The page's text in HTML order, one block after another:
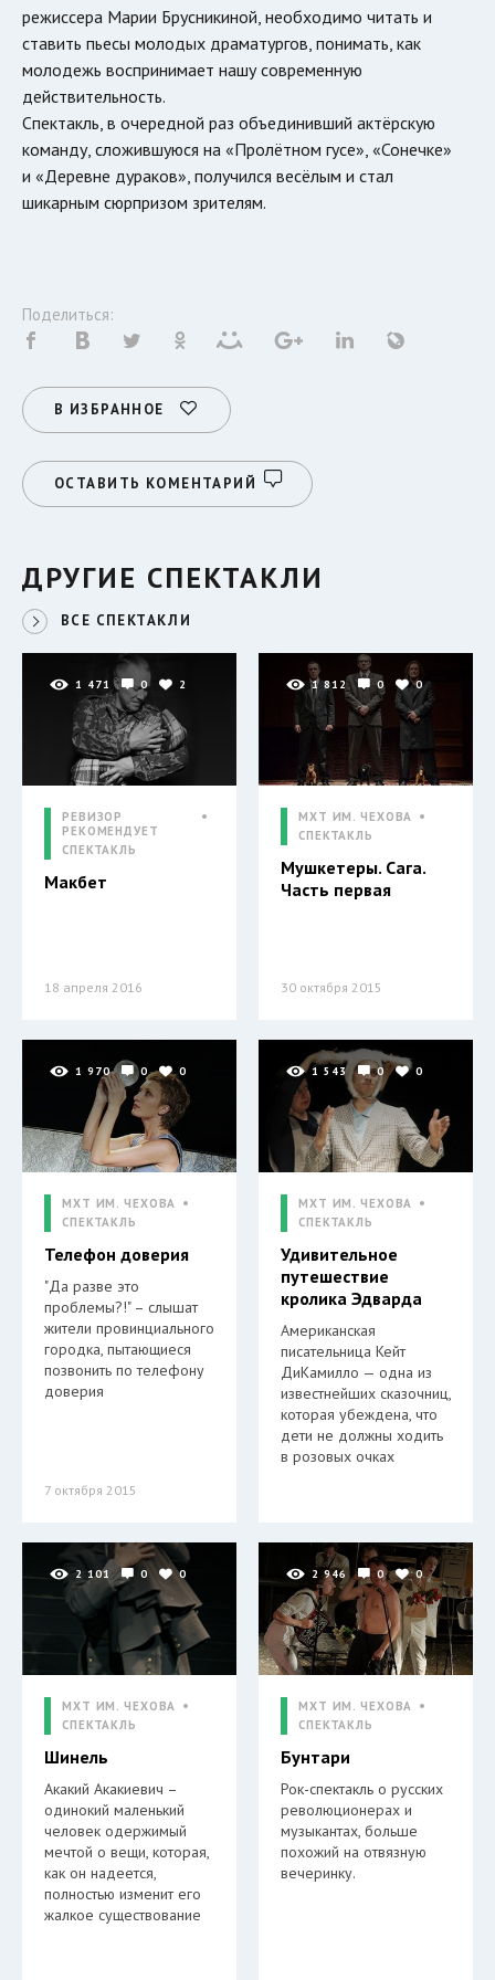
режиссера Марии Брусникиной, необходимо читать и
ставить пьесы молодых драматургов, понимать, как
молодежь воспринимает нашу современную
действительность.
Спектакль, в очередной раз объединивший актёрскую
команду, сложившуюся на «Пролётном гусе», «Сонечке»
и «Деревне дураков», получился весёлым и стал
шикарным сюрпризом зрителям.
Поделиться:
В ИЗБРАННОЕ
ОСТАВИТЬ КОМЕНТАРИЙ
ДРУГИЕ СПЕКТАКЛИ
ВСЕ СПЕКТАКЛИ
1 471 0 2
РЕВИЗОР
РЕКОМЕНДУЕТ
СПЕКТАКЛЬ
Макбет
18 апреля 2016
1 812 0 0
МХТ ИМ. ЧЕХОВА
СПЕКТАКЛЬ
Мушкетеры. Сага.
Часть первая
30 октября 2015
1 970 0 0
МХТ ИМ. ЧЕХОВА
СПЕКТАКЛЬ
Телефон доверия
"Да разве это
проблемы?!" – слышат
жители провинциального
городка, пытающиеся
позвонить по телефону
доверия
7 октября 2015
1 543 0 0
МХТ ИМ. ЧЕХОВА
СПЕКТАКЛЬ
Удивительное
путешествие
кролика Эдварда
Американская
писательница Кейт
ДиКамилло — одна из
известнейших сказочниц,
которая убеждена, что
дети не должны ходить
в розовых очках
2 101 0 0
МХТ ИМ. ЧЕХОВА
СПЕКТАКЛЬ
Шинель
Акакий Акакиевич –
одинокий маленький
человек одержимый
мечтой о вещи, которая,
как он надеется,
полностью изменит его
жалкое существование
2 946 0 0
МХТ ИМ. ЧЕХОВА
СПЕКТАКЛЬ
Бунтари
Рок-спектакль о русских
революционерах и
музыкантах, больше
похожий на отвязную
вечеринку.